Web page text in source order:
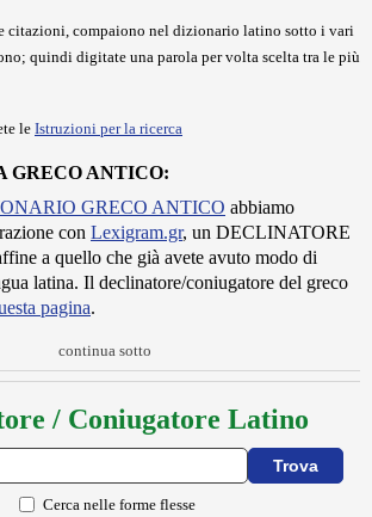
citazioni, compaiono nel dizionario latino sotto i vari
quindi digitate una parola per volta scelta tra le più
le Istruzioni per la ricerca
GRECO ANTICO:
GRECO ANTICO abbiamo
con Lexigram.gr, un DECLINATORE
a quello che già avete avuto modo di
latina. Il declinatore/coniugatore del greco
pagina.
continua sotto
/ Coniugatore Latino
Cerca nelle forme flesse